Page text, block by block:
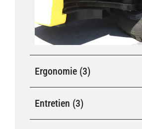
Ergonomie (3)
Entretien (3)